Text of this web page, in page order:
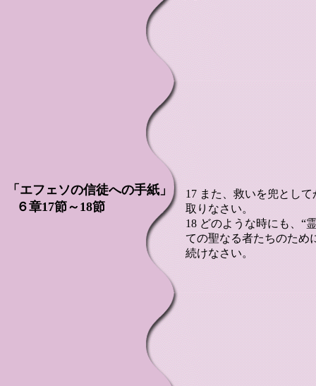
「エフェソの信徒への手紙」
６章17節～18節
17 また、救いを兜とし
取りなさい。
18 どのような時にも、“
ての聖なる者たちのため
続けなさい。